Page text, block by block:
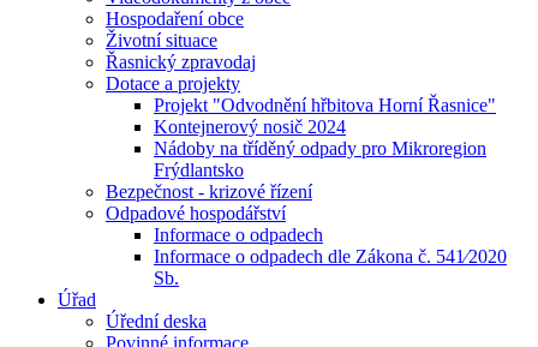
Hospodaření obce
Životní situace
Řasnický zpravodaj
Dotace a projekty
Projekt "Odvodnění hřbitova Horní Řasnice"
Kontejnerový nosič 2024
Nádoby na tříděný odpady pro Mikroregion
Frýdlantsko
Bezpečnost - krizové řízení
Odpadové hospodářství
Informace o odpadech
Informace o odpadech dle Zákona č. 541⁄2020
Sb.
Úřad
Úřední deska
Povinné informace